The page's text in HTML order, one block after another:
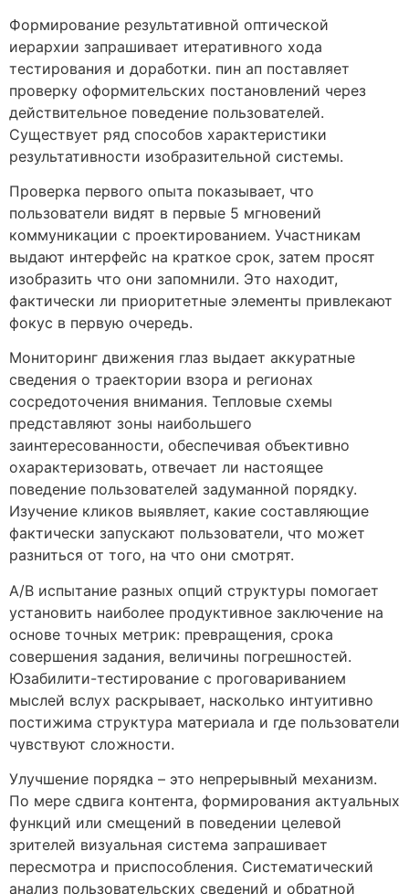
Формирование результативной оптической
иерархии запрашивает итеративного хода
тестирования и доработки. пин ап поставляет
проверку оформительских постановлений через
действительное поведение пользователей.
Существует ряд способов характеристики
результативности изобразительной системы.
Проверка первого опыта показывает, что
пользователи видят в первые 5 мгновений
коммуникации с проектированием. Участникам
выдают интерфейс на краткое срок, затем просят
изобразить что они запомнили. Это находит,
фактически ли приоритетные элементы привлекают
фокус в первую очередь.
Мониторинг движения глаз выдает аккуратные
сведения о траектории взора и регионах
сосредоточения внимания. Тепловые схемы
представляют зоны наибольшего
заинтересованности, обеспечивая объективно
охарактеризовать, отвечает ли настоящее
поведение пользователей задуманной порядку.
Изучение кликов выявляет, какие составляющие
фактически запускают пользователи, что может
разниться от того, на что они смотрят.
A/B испытание разных опций структуры помогает
установить наиболее продуктивное заключение на
основе точных метрик: превращения, срока
совершения задания, величины погрешностей.
Юзабилити-тестирование с проговариванием
мыслей вслух раскрывает, насколько интуитивно
постижима структура материала и где пользователи
чувствуют сложности.
Улучшение порядка – это непрерывный механизм.
По мере сдвига контента, формирования актуальных
функций или смещений в поведении целевой
зрителей визуальная система запрашивает
пересмотра и приспособления. Систематический
анализ пользовательских сведений и обратной